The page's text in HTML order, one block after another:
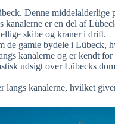
Denne middelalderlige
kanalerne er en del af
skibe og kraner i drift.
gamle bydele i Lübeck,
kanalerne og er kendt
udsigt over Lübecks
langs kanalerne, hvilket